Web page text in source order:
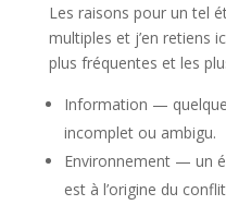
Les raisons pour un tel
multiples et j’en retiens
plus fréquentes et les
Information —
incomplet ou ambigu.
Environnement — un
est à l’origine du